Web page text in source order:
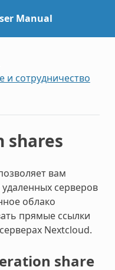
Manual
и сотрудничество
shares
вам
серверов
облако
прямые ссылки
Nextcloud.
share